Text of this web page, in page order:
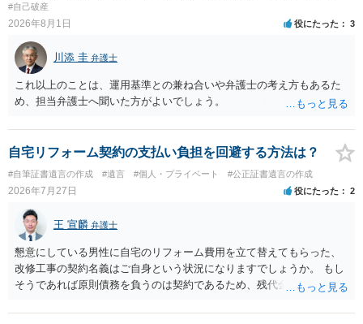
#自己破産
2026年8月1日 役にたった 3
川添 圭 弁護士
これ以上のことは、運用基準との兼ね合いや弁護士の考え方もあるた
め、担当弁護士へ聞いた方がよいでしょう。
自宅リフォーム契約の支払い負担を回避する方法は？
#自筆証書遺言の作成 #遺言 #個人・プライベート #公正証書遺言の作成
2026年7月27日 役にたった 2
王 宣麟 弁護士
懇意にしている男性に自宅のリフォーム費用を立て替えてもらった、
改修工事の契約名義はご自身という状況になりますでしょうか。 もし
そうであれば原則債務を負うのは契約であるため、残代金を捻出して
ます。 入籍した場合でも、原則契約者が単独で全ての債務を負うこと